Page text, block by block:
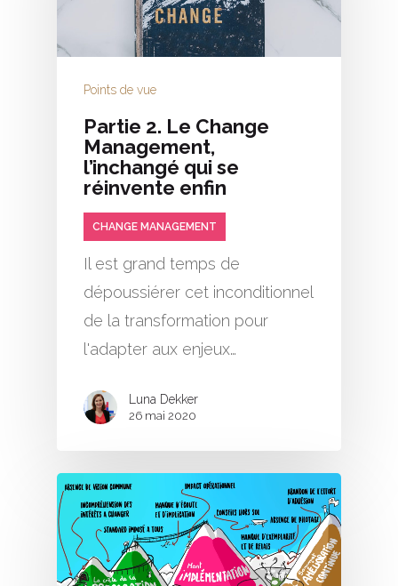
Points de vue
Partie 2. Le Change
Management,
l’inchangé qui se
réinvente enfin
CHANGE MANAGEMENT
Il est grand temps de
dépoussiérer cet inconditionnel
de la transformation pour
l'adapter aux enjeux…
Luna Dekker
26 mai 2020